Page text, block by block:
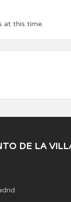
at this time.
DE LA